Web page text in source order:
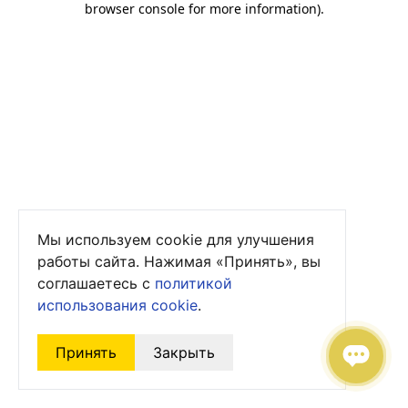
browser console for more information).
Мы используем cookie для улучшения
работы сайта. Нажимая «Принять», вы
соглашаетесь с политикой
использования cookie.
Принять Закрыть